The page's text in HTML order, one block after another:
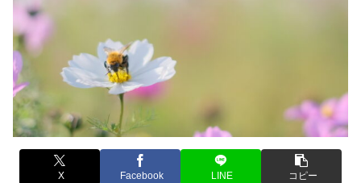
X Facebook LINE コピー